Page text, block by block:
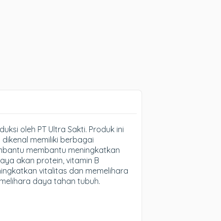
oleh PT Ultra Sakti. Produk ini
memiliki berbagai
membantu meningkatkan
akan protein, vitamin B
vitalitas dan memelihara
daya tahan tubuh.